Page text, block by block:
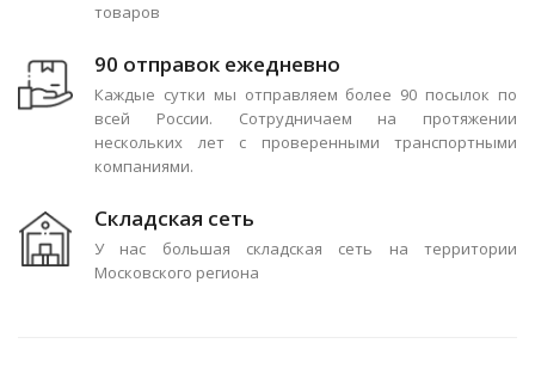
товаров
90 отправок ежедневно
Каждые сутки мы отправляем более 90 посылок по
всей России. Сотрудничаем на протяжении
нескольких лет с проверенными транспортными
компаниями.
Складская сеть
У нас большая складская сеть на территории
Московского региона